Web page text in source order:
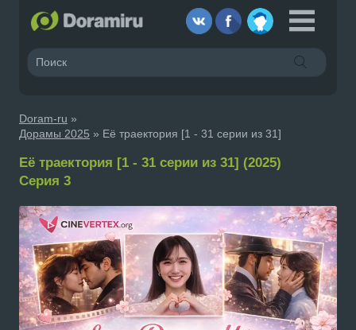
Doram-ru »
Дорамы 2025 » Её траектория [1 - 31 серии из 31]
Её траектория [1 - 31 серии из 31] (2025)
Серия 3